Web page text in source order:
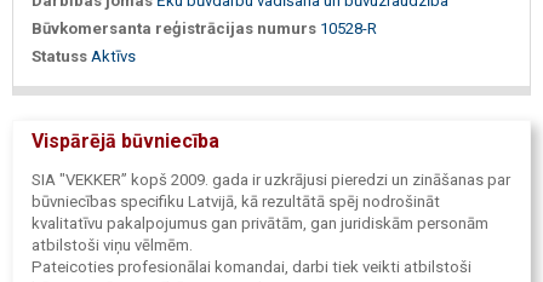
Būvkomersanta reģistrācijas numurs 10528-R
Statuss Aktīvs
Vispārējā būvniecība
SIA "VEKKER” kopš 2009. gada ir uzkrājusi pieredzi un zināšanas par
būvniecības specifiku Latvijā, kā rezultātā spēj nodrošināt
kvalitatīvu pakalpojumus gan privātām, gan juridiskām personām
atbilstoši viņu vēlmēm.
Pateicoties profesionālai komandai, darbi tiek veikti atbilstoši